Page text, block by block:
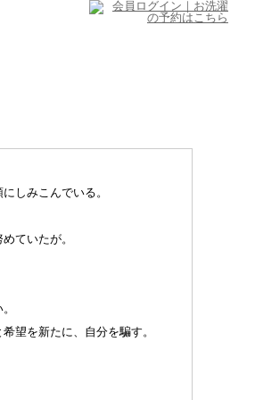
しみこんでいる。
ていたが。
望を新たに、自分を騙す。